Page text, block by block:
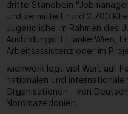
dritte Standbein
und vermittelt rund 2.700
Jugendliche im Rahmen des
Ausbildungsfit Flanke Wien,
Arbeitsassistenz oder im
wienwork legt viel Wert auf
nationalen und
Organisationen - von
Nordmazedonien.